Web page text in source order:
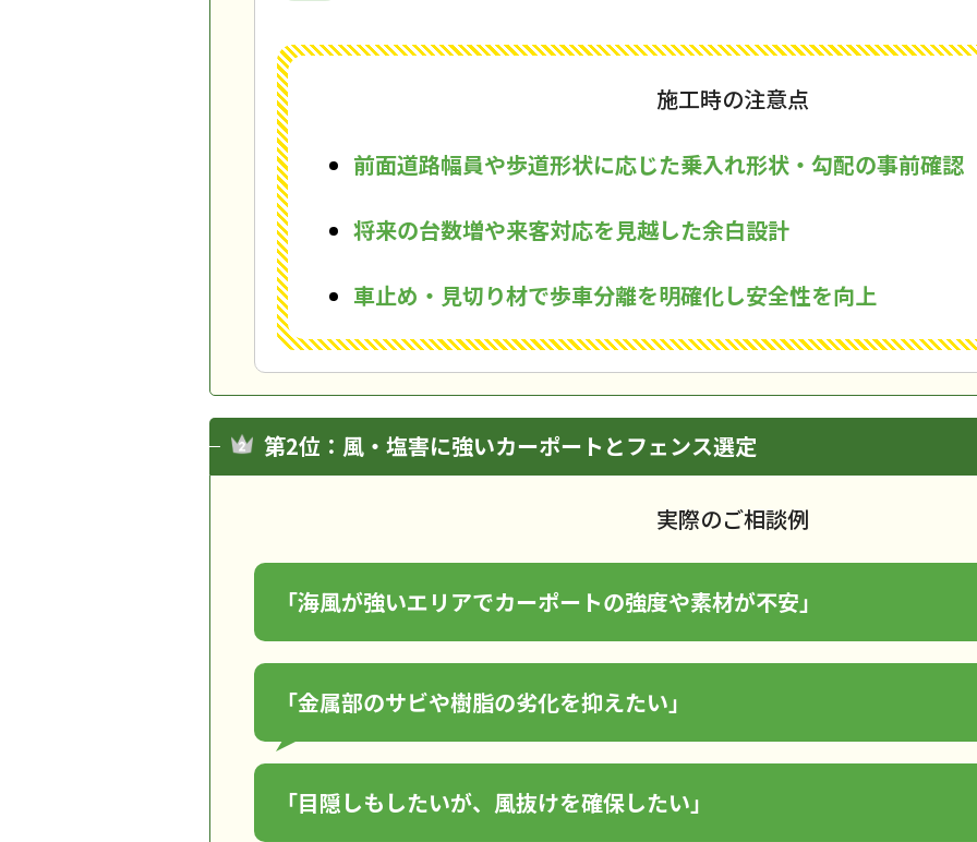
施工時の注意点
前面道路幅員や歩道形状に応じた乗入れ形状・勾配の事前確認
将来の台数増や来客対応を見越した余白設計
車止め・見切り材で歩車分離を明確化し安全性を向上
第2位：風・塩害に強いカーポートとフェンス選定
実際のご相談例
「海風が強いエリアでカーポートの強度や素材が不安」
「金属部のサビや樹脂の劣化を抑えたい」
「目隠しもしたいが、風抜けを確保したい」